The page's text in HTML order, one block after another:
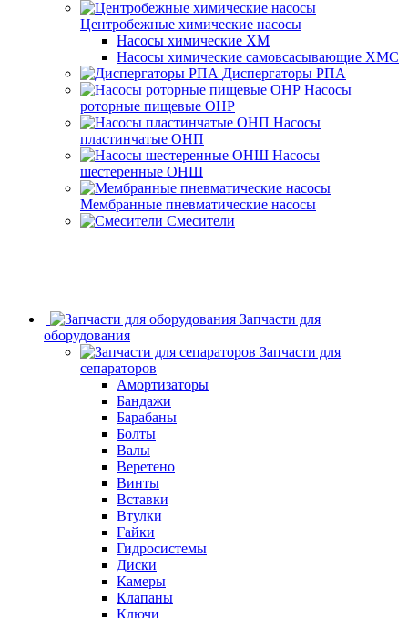
Центробежные химические насосы
Насосы химические ХМ
Насосы химические самовсасывающие ХМС
Диспергаторы РПА
Насосы
роторные пищевые ОНР
Насосы
пластинчатые ОНП
Насосы
шестеренные ОНШ
Мембранные пневматические насосы
Смесители
Запчасти для
оборудования
Запчасти для
сепараторов
Амортизаторы
Бандажи
Барабаны
Болты
Валы
Веретено
Винты
Вставки
Втулки
Гайки
Гидросистемы
Диски
Камеры
Клапаны
Ключи